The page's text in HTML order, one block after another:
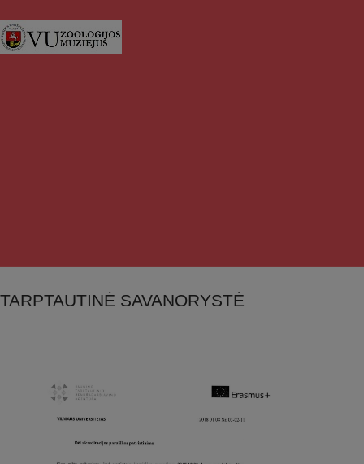
TARPTAUTINĖ SAVANORYSTĖ